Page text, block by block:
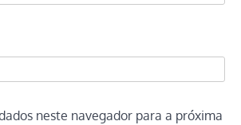
neste navegador para a próxima